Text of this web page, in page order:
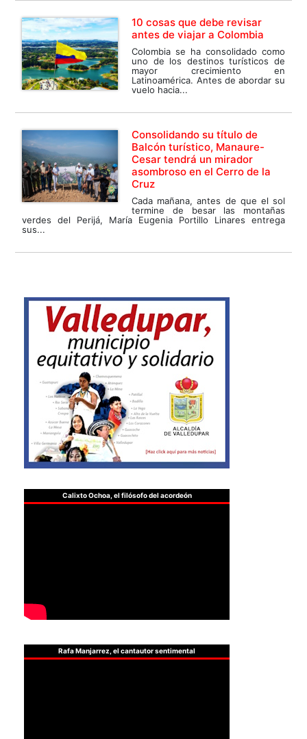
10 cosas que debe revisar
antes de viajar a Colombia
Colombia se ha consolidado como
uno de los destinos turísticos de
mayor crecimiento en
Latinoamérica. Antes de abordar su
vuelo hacia...
Consolidando su título de
Balcón turístico, Manaure-
Cesar tendrá un mirador
asombroso en el Cerro de la
Cruz
Cada mañana, antes de que el sol
termine de besar las montañas
verdes del Perijá, María Eugenia Portillo Linares entrega
sus...
Calixto Ochoa, el filósofo del acordeón
Rafa Manjarrez, el cantautor sentimental